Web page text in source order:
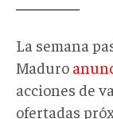
La semana
Maduro
acciones de
ofertadas